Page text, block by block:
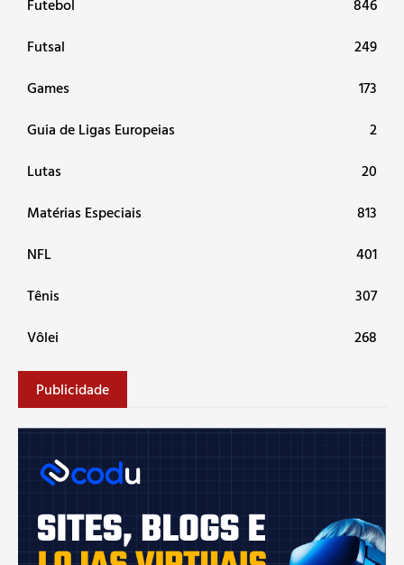
Futebol
846
Futsal
249
Games
173
Guia de Ligas Europeias
2
Lutas
20
Matérias Especiais
813
NFL
401
Tênis
307
Vôlei
268
Publicidade